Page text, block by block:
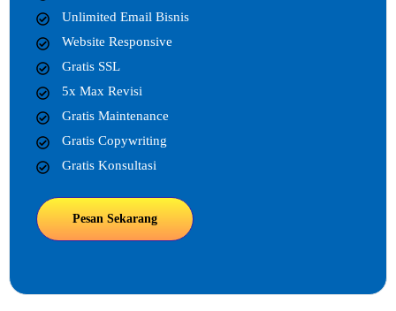
Unlimited Email Bisnis
Website Responsive
Gratis SSL
5x Max Revisi
Gratis Maintenance
Gratis Copywriting
Gratis Konsultasi
Pesan Sekarang